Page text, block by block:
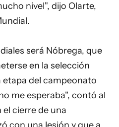
nivel", dijo Olarte,
será Nóbrega, que
en la selección
etapa del campeonato
me esperaba", contó al
cierre de una